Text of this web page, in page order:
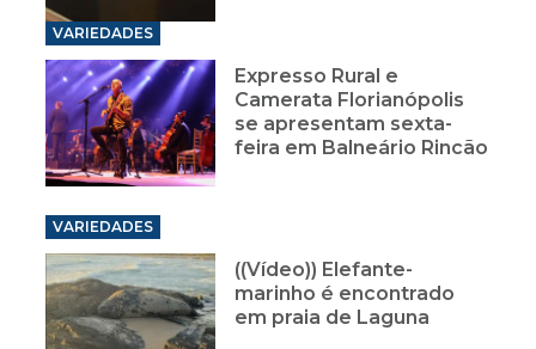
VARIEDADES
Expresso Rural e
Camerata Florianópolis
se apresentam sexta-
feira em Balneário Rincão
VARIEDADES
((Vídeo)) Elefante-
marinho é encontrado
em praia de Laguna